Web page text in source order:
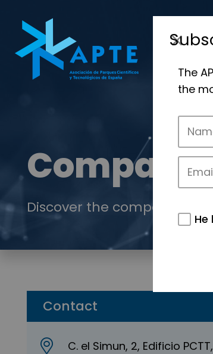
Discover the companies
Contact
C. el Simun, 2, Edificio PCTT,
The
the